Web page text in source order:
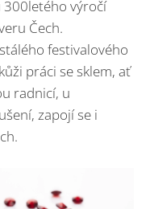
300letého výročí
Čech.
festivalového
práci se sklem, ať
radnicí, u
zapojí se i